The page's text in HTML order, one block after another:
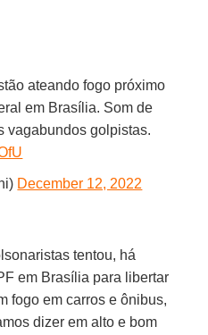
ateando fogo próximo
em Brasília. Som de
vagabundos golpistas.
December 12, 2022
tentou, há
em Brasília para libertar
fogo em carros e ônibus,
dizer em alto e bom